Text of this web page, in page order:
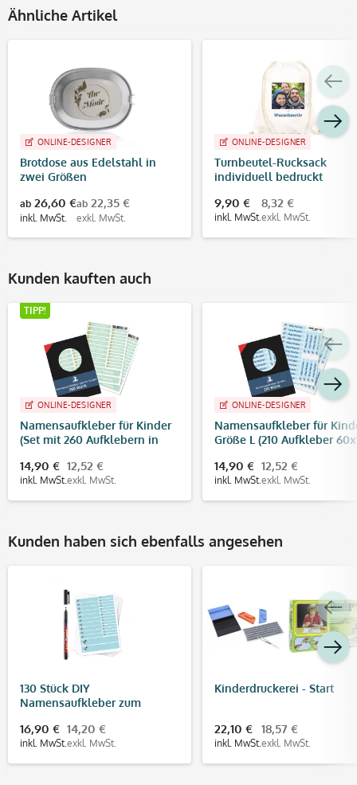
Ähnliche Artikel
ONLINE-DESIGNER
Brotdose aus Edelstahl in
zwei Größen
ab 26,60 €
inkl. MwSt.
ab 22,35 €
exkl. MwSt.
ONLINE-DESIGNER
Turnbeutel-Rucksack
individuell bedruckt
9,90 €
inkl. MwSt.
8,32 €
exkl. MwSt.
Kunden kauften auch
TIPP!
ONLINE-DESIGNER
Namensaufkleber für Kinder
(Set mit 260 Aufklebern in
14,90 €
inkl. MwSt.
12,52 €
exkl. MwSt.
ONLINE-DESIGNER
Namensaufkleber für
Größe L (210 Aufkleber
14,90 €
inkl. MwSt.
12,52 €
exkl. MwSt.
Kunden haben sich ebenfalls angesehen
130 Stück DIY
Namensaufkleber zum
Permanent Marker & Laminat
16,90 €
inkl. MwSt.
14,20 €
exkl. MwSt.
Kinderdruckerei - Start
22,10 €
inkl. MwSt.
18,57 €
exkl. MwSt.